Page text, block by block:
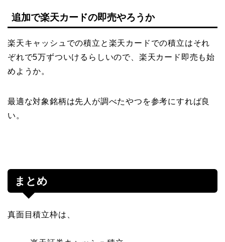
追加で楽天カードの即売やろうか
楽天キャッシュでの積立と楽天カードでの積立はそれ
ぞれで5万ずついけるらしいので、楽天カード即売も始
めようか。
最適な対象銘柄は先人が調べたやつを参考にすれば良
い。
まとめ
真面目積立枠は、